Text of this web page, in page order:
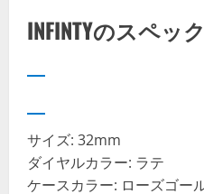
INFINTYのスペック
サイズ: 32mm
ダイヤルカラー: ラテ
ケースカラー: ローズゴー